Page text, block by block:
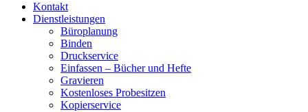
Kontakt
Dienstleistungen
Büroplanung
Binden
Druckservice
Einfassen – Bücher und Hefte
Gravieren
Kostenloses Probesitzen
Kopierservice